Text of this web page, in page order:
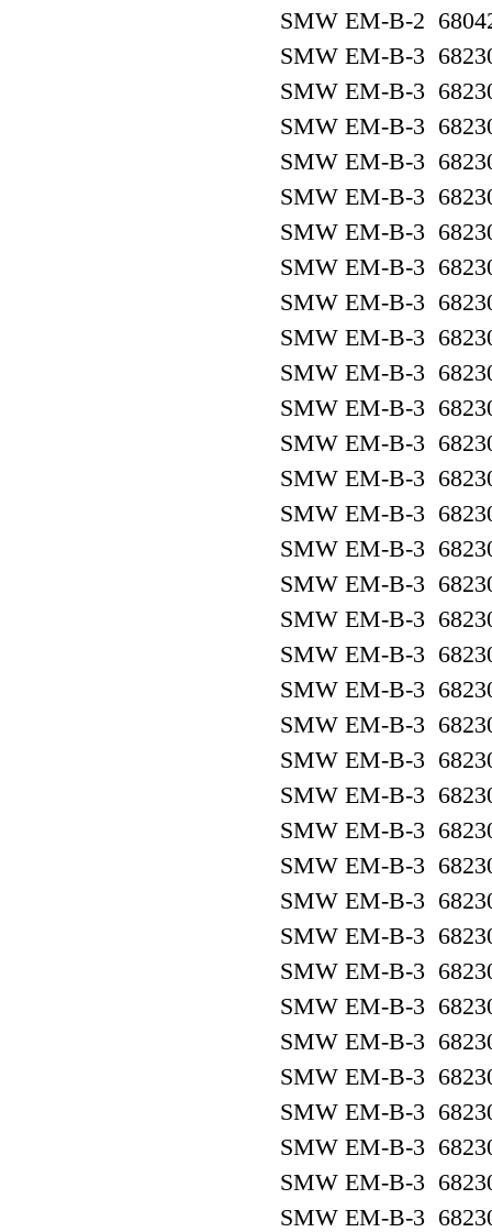
SMW EM-B-2
SMW EM-B-3
SMW EM-B-3
SMW EM-B-3
SMW EM-B-3
SMW EM-B-3
SMW EM-B-3
SMW EM-B-3
SMW EM-B-3
SMW EM-B-3
SMW EM-B-3
SMW EM-B-3
SMW EM-B-3
SMW EM-B-3
SMW EM-B-3
SMW EM-B-3
SMW EM-B-3
SMW EM-B-3
SMW EM-B-3
SMW EM-B-3
SMW EM-B-3
SMW EM-B-3
SMW EM-B-3
SMW EM-B-3
SMW EM-B-3
SMW EM-B-3
SMW EM-B-3
SMW EM-B-3
SMW EM-B-3
SMW EM-B-3
SMW EM-B-3
SMW EM-B-3
SMW EM-B-3
SMW EM-B-3
SMW EM-B-3